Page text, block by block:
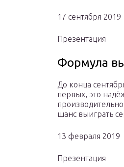
17 сентября 2019
Презентация
Формула
До конца
первых, это
шанс выиграть
13 февраля 2019
Презентация